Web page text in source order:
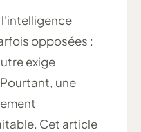
opposées :
exige
une
Cet article